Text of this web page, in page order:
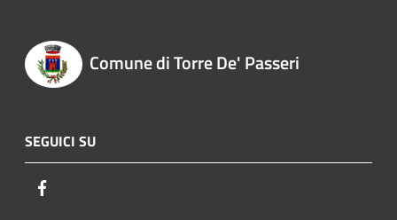
Comune di Torre De' Passeri
SEGUICI SU